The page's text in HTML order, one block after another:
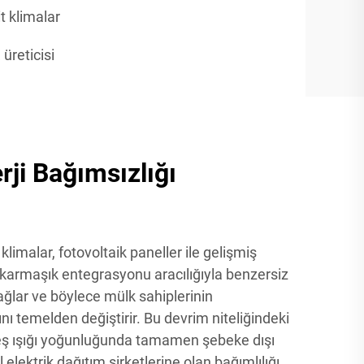
klimalar
üreticisi
Bağımsızlığı
fotovoltaik paneller ile gelişmiş
entegrasyonu aracılığıyla benzersiz
ve böylece mülk sahiplerinin
temelden değiştirir. Bu devrim niteliğindeki
yoğunluğunda tamamen şebeke dışı